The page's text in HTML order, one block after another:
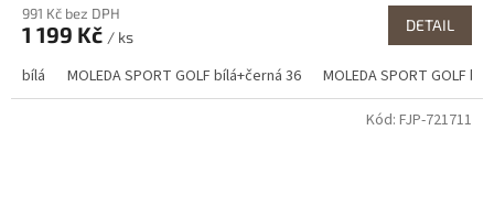
991 Kč bez DPH
1 199 Kč / ks
DETAIL
bílá MOLEDA SPORT GOLF bílá+černá 36 MOLEDA SPORT GOLF
Kód: FJP-721711